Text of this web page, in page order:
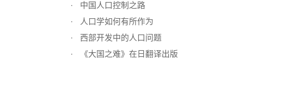
中国人口控制之路
人口学如何有所作为
西部开发中的人口问题
《大国之难》在日翻译出版